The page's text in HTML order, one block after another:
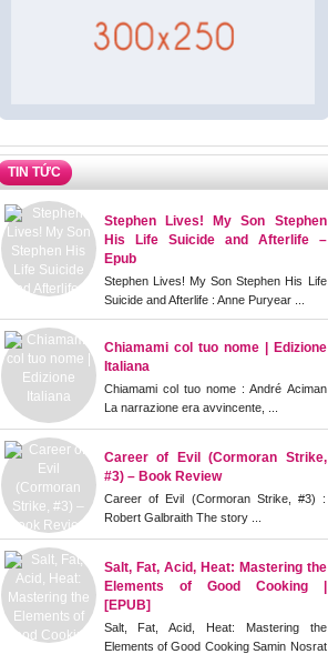
TIN TỨC
Stephen Lives! My Son Stephen
His Life Suicide and Afterlife –
Epub
Stephen Lives! My Son Stephen His Life
Suicide and Afterlife : Anne Puryear ...
Chiamami col tuo nome | Edizione
Italiana
Chiamami col tuo nome : André Aciman
La narrazione era avvincente, ...
Career of Evil (Cormoran Strike,
#3) – Book Review
Career of Evil (Cormoran Strike, #3) :
Robert Galbraith The story ...
Salt, Fat, Acid, Heat: Mastering the
Elements of Good Cooking |
[EPUB]
Salt, Fat, Acid, Heat: Mastering the
Elements of Good Cooking Samin Nosrat